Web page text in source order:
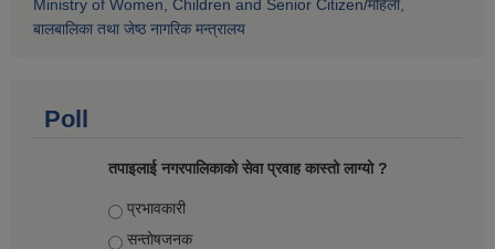
Ministry of Women, Children and Senior Citizen/महिला,
बालबालिका तथा जेष्ठ नागरिक मन्त्रालय
Poll
तपाइलाई नगरपालिकाको सेवा प्रवाह कास्तो लाग्यो ?
Choices
प्रभावकारी
सन्तोषजनक